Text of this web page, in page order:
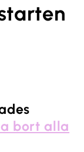
bort alla